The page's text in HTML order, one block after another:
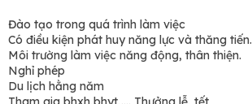
Đào tạo trong quá trình làm việc
Có điều kiện phát huy năng lực và thăng tiến.
Môi trường làm việc năng động, thân thiện.
Nghỉ phép
Du lịch hằng năm